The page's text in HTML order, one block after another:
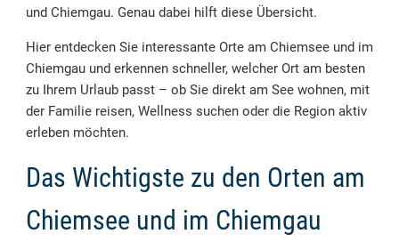
und Chiemgau. Genau dabei hilft diese Übersicht.
Hier entdecken Sie interessante Orte am Chiemsee und im
Chiemgau und erkennen schneller, welcher Ort am besten
zu Ihrem Urlaub passt – ob Sie direkt am See wohnen, mit
der Familie reisen, Wellness suchen oder die Region aktiv
erleben möchten.
Das Wichtigste zu den Orten am
Chiemsee und im Chiemgau